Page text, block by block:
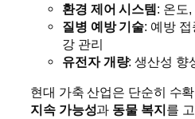
환경 제어 시스템: 온도,
질병 예방 기술: 예방
강 관리
유전자 개량: 생산성 향
현대 가축 산업은 단순히 수
지속 가능성과 동물 복지를